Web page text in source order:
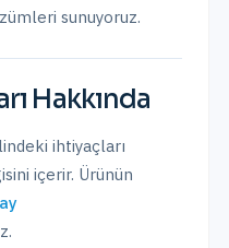
sunuyoruz.
Hakkında
ihtiyaçları
içerir. Ürünün